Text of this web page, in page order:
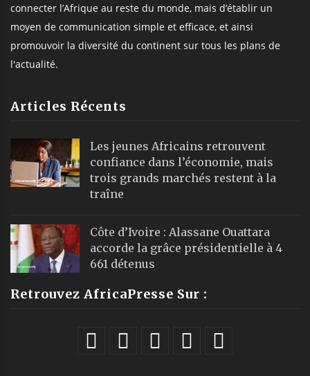
connecter l’Afrique au reste du monde, mais d’établir un
moyen de communication simple et efficace, et ainsi
promouvoir la diversité du continent sur tous les plans de
l'actualité.
Articles Récents
Les jeunes Africains retrouvent
confiance dans l’économie, mais
trois grands marchés restent à la
traîne
Côte d’Ivoire : Alassane Ouattara
accorde la grâce présidentielle à 4
661 détenus
Retrouvez AfricaPresse Sur :